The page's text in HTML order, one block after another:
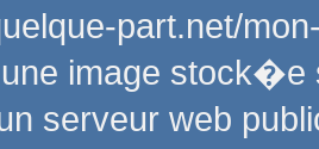
part.net/
image
serveur web